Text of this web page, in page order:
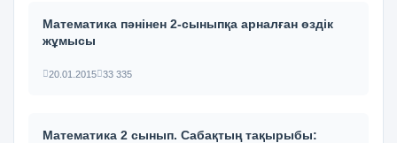
Математика пәнінен 2-сыныпқа арналған өздік
жұмысы
20.01.2015 33 335
Математика 2 сынып. Сабақтың тақырыбы: